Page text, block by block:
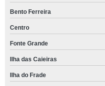
Bento Ferreira
Centro
Fonte Grande
Ilha das Caieiras
Ilha do Frade